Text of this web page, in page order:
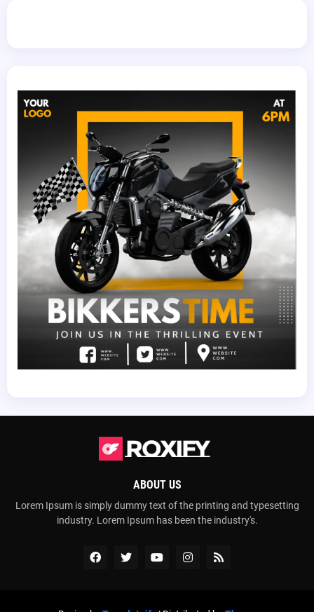
ABOUT US
Lorem Ipsum is simply dummy text of the printing and typesetting
industry. Lorem Ipsum has been the industry's.